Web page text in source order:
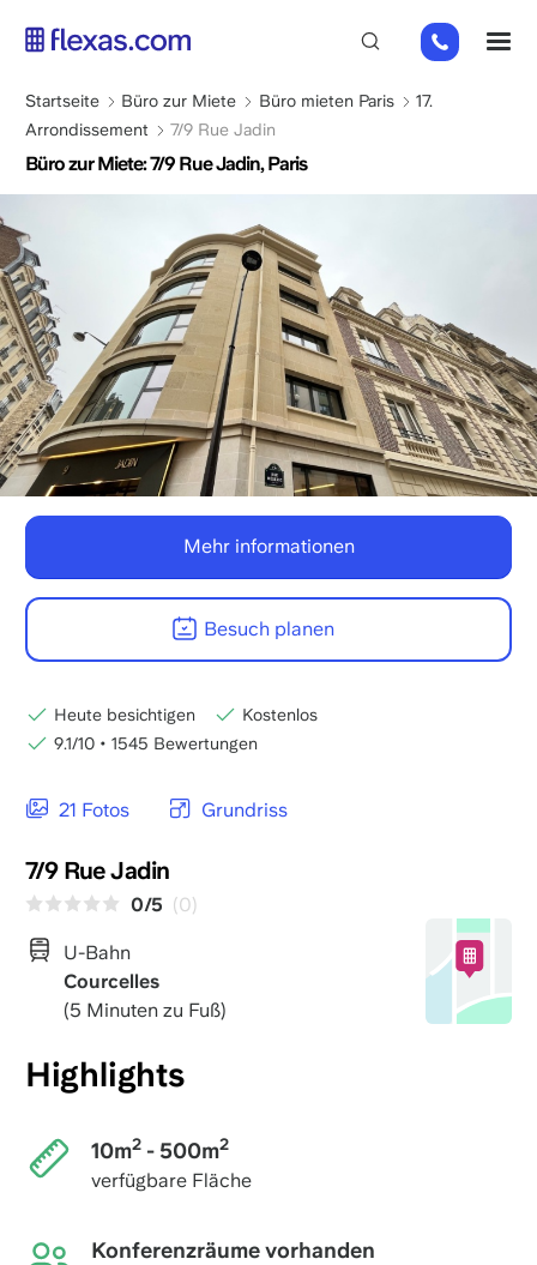
zum
01
82
88
Pfadnavigation
Startseite Büro zur Miete Büro mieten Paris
17.
Arrondissement
7/9 Rue Jadin
Büro zur Miete: 7/9 Rue Jadin, Paris
21 Fotos Grundriss
7/9 Rue Jadin
0/5 (0)
U-Bahn
Courcelles
(5 Minuten zu Fuß)
Highlights
10m2- 500m2
verfügbare Fläche
Konferenzräume vorhanden
Mehr informationen
Besuch planen
Heute besichtigen
Kostenlos
9.1/10 • 1545 Bewertungen